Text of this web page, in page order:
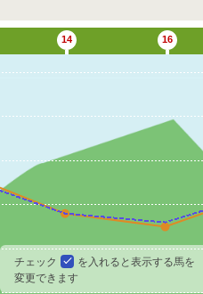
14 16
チェック
を入れると表示する馬を
変更できます